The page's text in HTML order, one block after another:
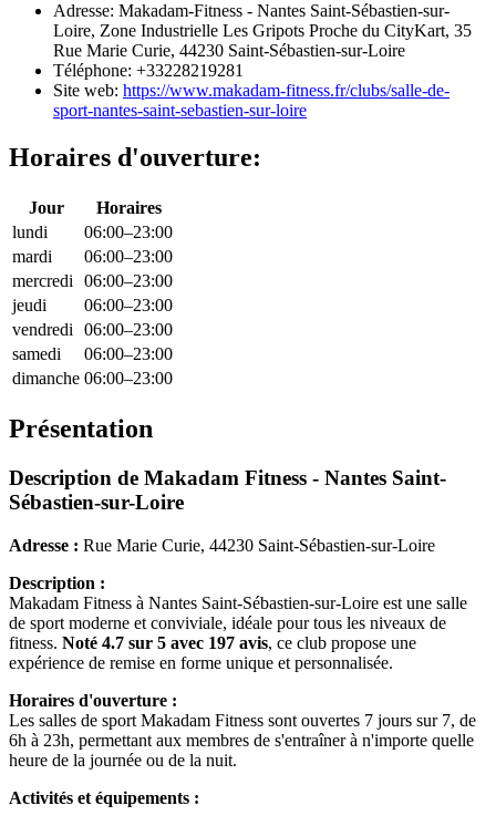
Adresse: Makadam-Fitness - Nantes Saint-Sébastien-sur-
Loire, Zone Industrielle Les Gripots Proche du CityKart, 35
Rue Marie Curie, 44230 Saint-Sébastien-sur-Loire
Téléphone: +33228219281
Site web: https://www.makadam-fitness.fr/clubs/salle-de-
sport-nantes-saint-sebastien-sur-loire
Horaires d'ouverture:
Jour
Horaires
lundi
06:00–23:00
mardi
06:00–23:00
mercredi
06:00–23:00
jeudi
06:00–23:00
vendredi
06:00–23:00
samedi
06:00–23:00
dimanche 06:00–23:00
Présentation
Description de Makadam Fitness - Nantes Saint-
Sébastien-sur-Loire
Adresse : Rue Marie Curie, 44230 Saint-Sébastien-sur-Loire
Description :
Makadam Fitness à Nantes Saint-Sébastien-sur-Loire est une salle
de sport moderne et conviviale, idéale pour tous les niveaux de
fitness. Noté 4.7 sur 5 avec 197 avis, ce club propose une
expérience de remise en forme unique et personnalisée.
Horaires d'ouverture :
Les salles de sport Makadam Fitness sont ouvertes 7 jours sur 7, de
6h à 23h, permettant aux membres de s'entraîner à n'importe quelle
heure de la journée ou de la nuit.
Activités et équipements :